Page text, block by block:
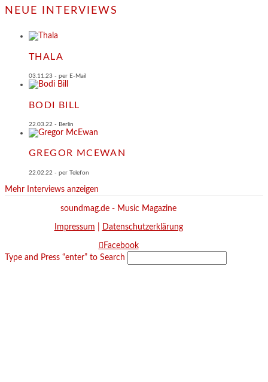
NEUE INTERVIEWS
THALA
03.11.23 - per E-Mail
BODI BILL
22.03.22 - Berlin
GREGOR MCEWAN
22.02.22 - per Telefon
Mehr Interviews anzeigen
soundmag.de - Music Magazine
Impressum Datenschutzerklärung
Facebook
Type and Press “enter” to Search